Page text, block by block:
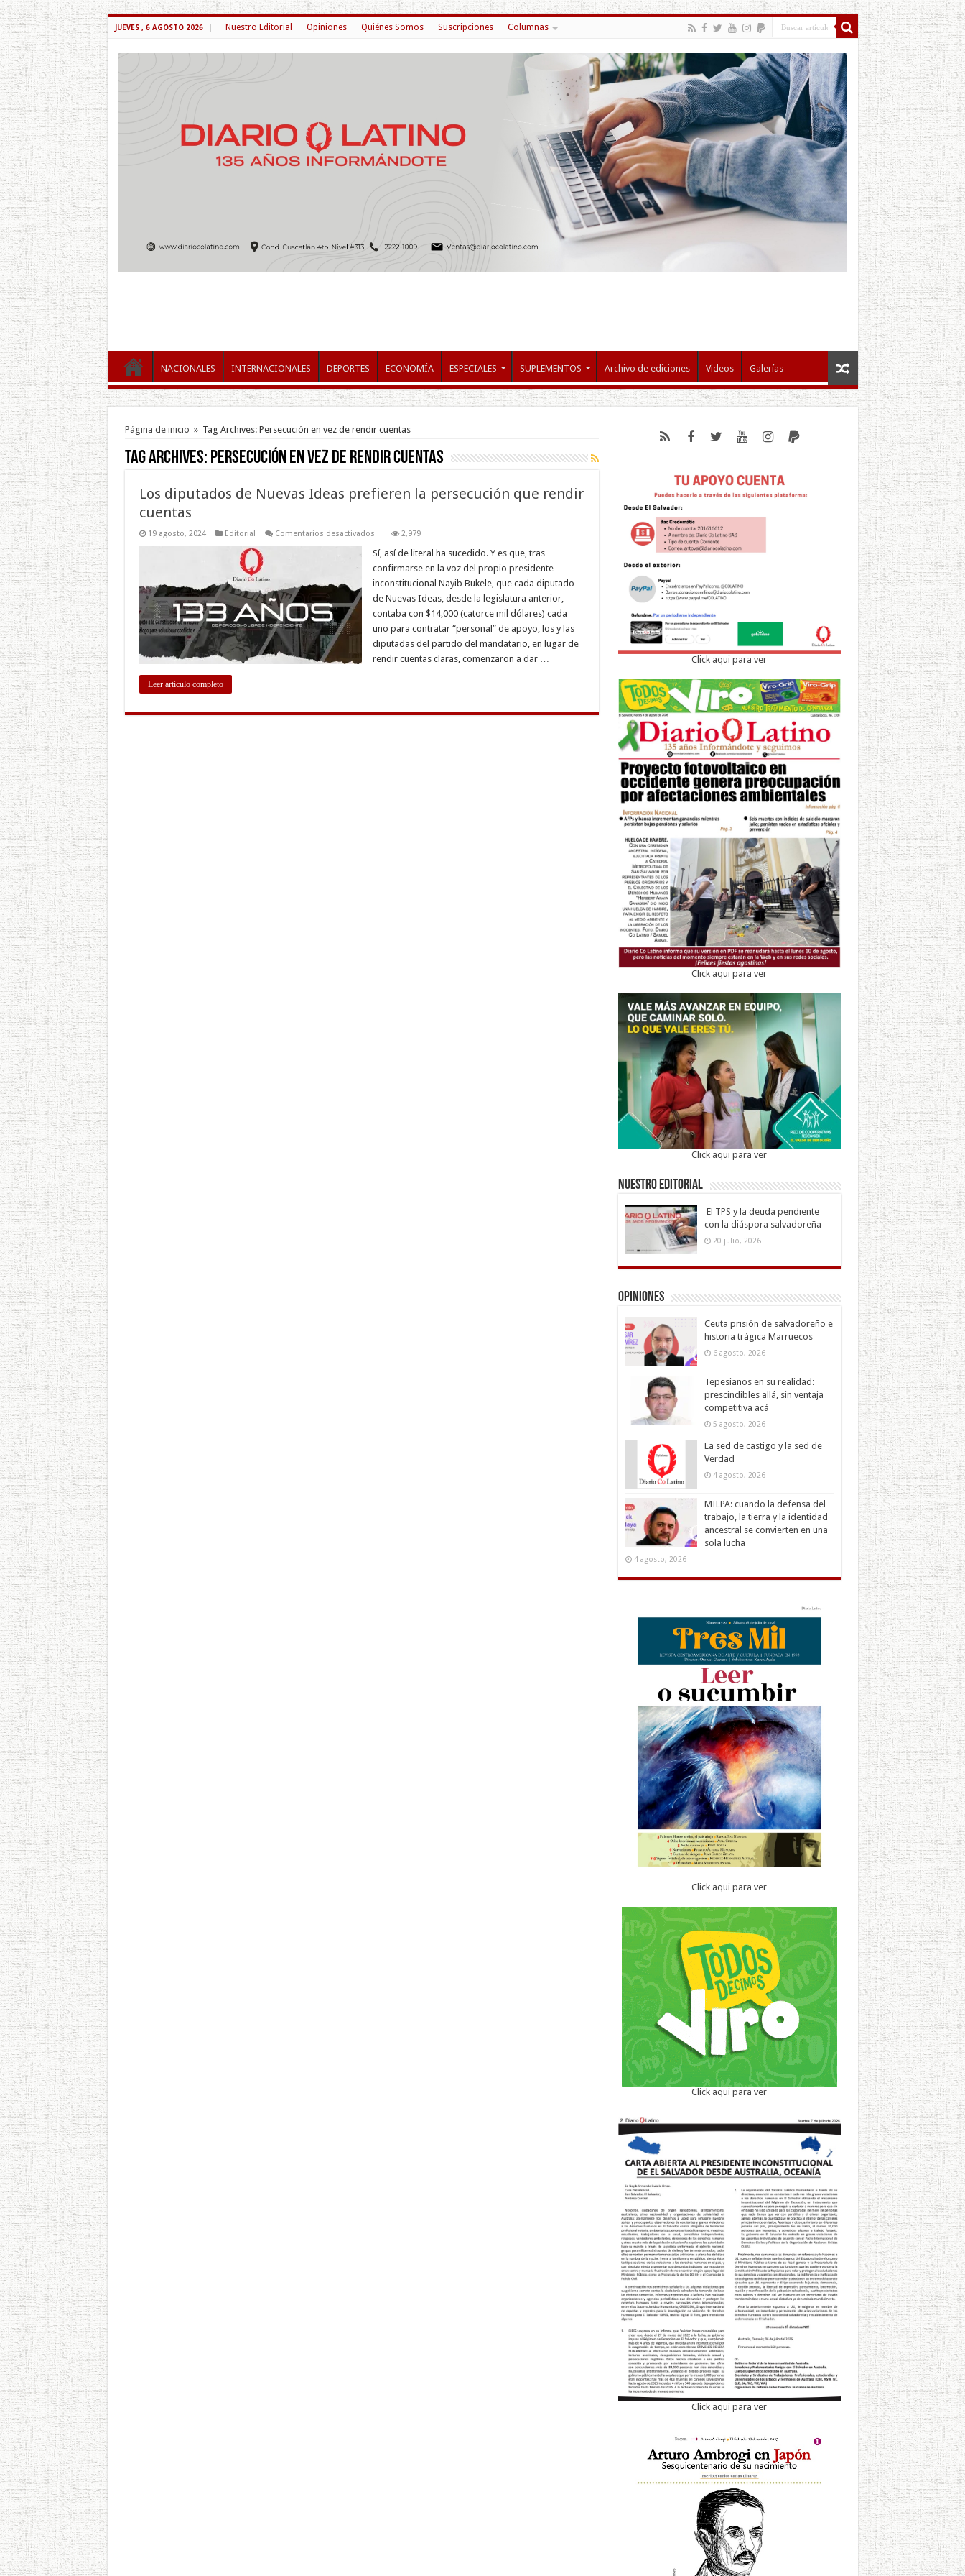
JUEVES , 6 AGOSTO 2026 Nuestro Editorial Opiniones Quiénes Somos Suscripciones Columnas
NACIONALES INTERNACIONALES DEPORTES ECONOMÍA ESPECIALES SUPLEMENTOS Archivo de ediciones Videos Galerías
Página de inicio » Tag Archives: Persecución en vez de rendir cuentas
Tag Archives: Persecución en vez de rendir cuentas
Los diputados de Nuevas Ideas prefieren la persecución que rendir
cuentas
19 agosto, 2024 Editorial Comentarios desactivadosen
diputados
de
Nuevas
Ideas
prefieren
la
que
rendir
cuentas
2,979
Sí, así de literal ha sucedido. Y es que, tras
confirmarse en la voz del propio presidente
inconstitucional Nayib Bukele, que cada diputado
de Nuevas Ideas, desde la legislatura anterior,
contaba con $14,000 (catorce mil dólares) cada
uno para contratar “personal” de apoyo, los y las
diputadas del partido del mandatario, en lugar de
rendir cuentas claras, comenzaron a dar …
Leer artículo completo
Click aqui para ver
Click aqui para ver
Click aqui para ver
Nuestro Editorial
El TPS y la deuda pendiente
con la diáspora salvadoreña
20 julio, 2026
Opiniones
Ceuta prisión de salvadoreño e
historia trágica Marruecos
6 agosto, 2026
Tepesianos en su realidad:
prescindibles allá, sin ventaja
competitiva acá
5 agosto, 2026
La sed de castigo y la sed de
Verdad
4 agosto, 2026
MILPA: cuando la defensa del
trabajo, la tierra y la identidad
ancestral se convierten en una
sola lucha
4 agosto, 2026
Click aqui para ver
Click aqui para ver
Click aqui para ver